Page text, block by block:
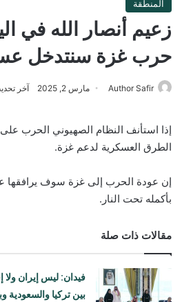
المنطقة
زعيم أنصار الله في
حرب غزة سنتدخل
Author Safir مارس 2, 2025 آخر تحديث
إذا استأنف النظام الصهيوني الحرب
الطرق العسكرية لدعم غزة.
إن عودة الحرب إلى غزة سوف يرافقها
بأكمله تحت النار.
مقالات ذات صلة
فيدان: ليس إيران ولا
بين تركيا والسعودية